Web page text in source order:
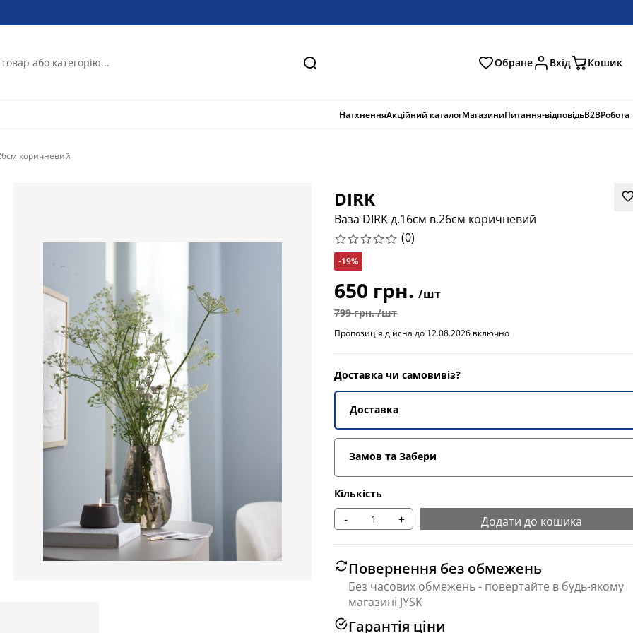
Пошук Обране Вхід Кошик
НатхненняАкційний каталогМагазиниПитання-відповідьB2BРобота
коричневий
DIRK
Ваза DIRK д.16см в.26см коричневий
(0)
-19%
650 грн. /шт
799 грн. /шт
Пропозиція дійсна до 12.08.2026 включно
Доставка чи самовивіз?
Доставка
Замов та Забери
Кількість
- + Додати до кошика
Повернення без обмежень
Без часових обмежень - повертайте в будь-якому
магазині JYSK
Гарантія ціни